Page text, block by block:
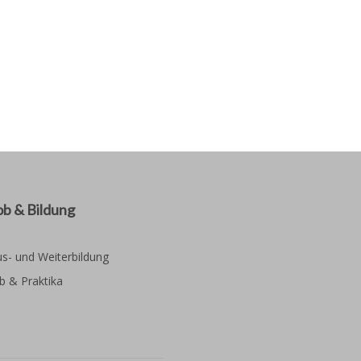
& Bildung
und Weiterbildung
& Praktika